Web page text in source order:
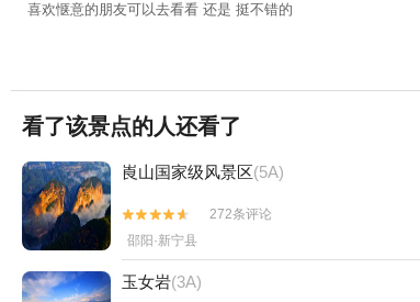
喜欢惬意的朋友可以去看看 还是 挺不错的
看了该景点的人还看了
崀山国家级风景区(5A)


272条评论
邵阳·新宁县
玉女岩(3A)